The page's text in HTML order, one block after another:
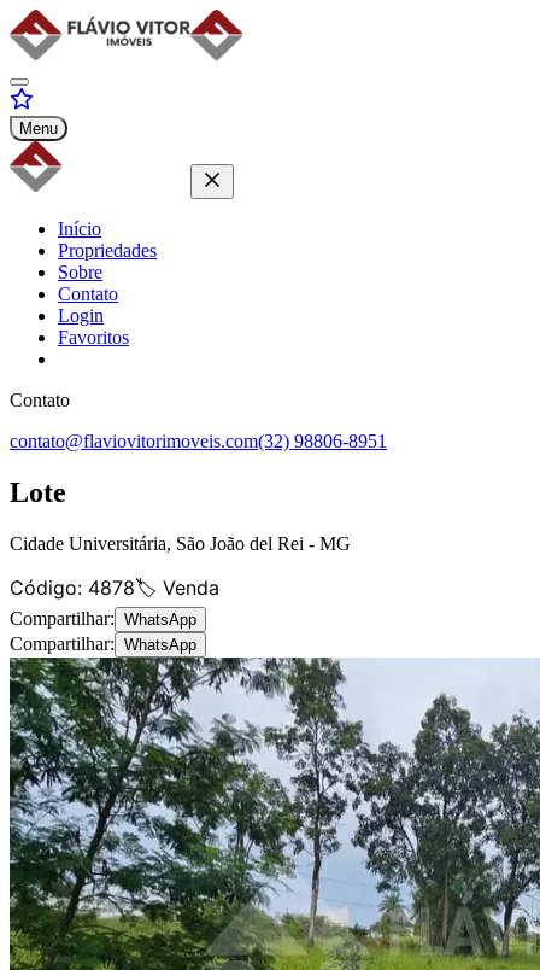
Menu
Início
Propriedades
Sobre
Contato
Login
Favoritos
Contato
contato@flaviovitorimoveis.com(32) 98806-8951
Lote
Cidade Universitária, São João del Rei - MG
Código: 4878🏷️ Venda
Compartilhar: WhatsApp
Compartilhar: WhatsApp